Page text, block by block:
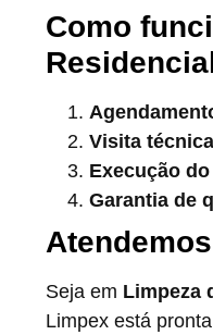
Como
Visita técnica
Execução
Garantia de
Seja em Limpeza
Limpex está